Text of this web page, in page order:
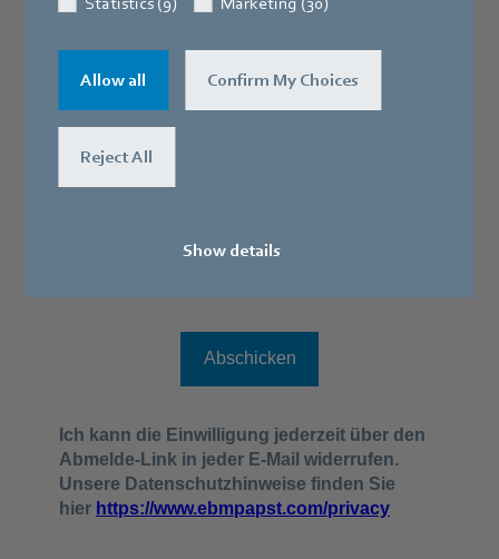
Allow all Confirm My Choices
Reject All
Show details